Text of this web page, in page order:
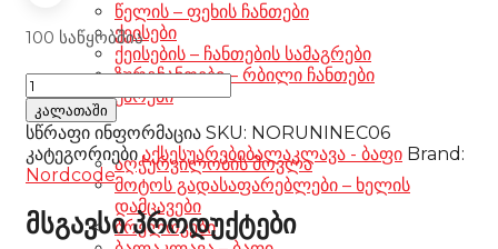
წელის – ფეხის ჩანთები
ქეისები
ქეისების – ჩანთების სამაგრები
ზურგჩანთები – რბილი ჩანთები
აქსესუარები
აღჭურვილობის მოვლა
მოტოს გადასაფარებლები – ხელის
დამცავები
ბრელოკები
100 საწყობშია
Nordcode
Tube
Neck
gray
რაოდენობა
კალათაში
სწრაფი ინფორმაცია SKU: NORUNINEC06
კატეგორიები აქსესუარებიბალაკლავა - ბაფი Brand:
Nordcode
მსგავსი პროდუქტები